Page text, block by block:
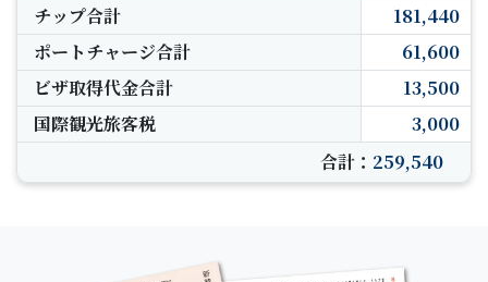
チップ合計
181,440
ポートチャージ合計
61,600
ビザ取得代金合計
13,500
国際観光旅客税
3,000
合計： 259,540